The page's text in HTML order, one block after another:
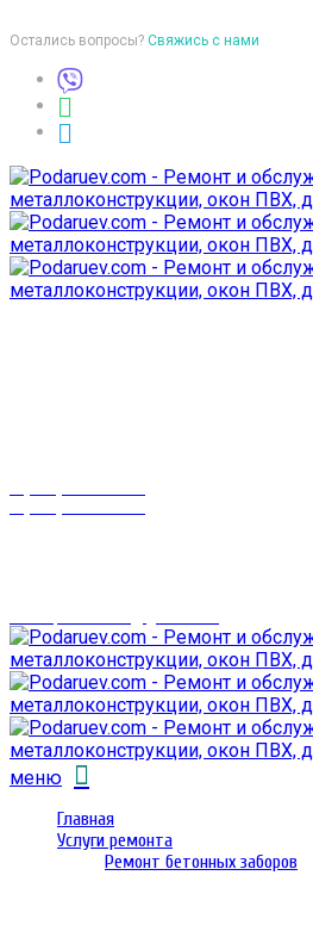
Остались вопросы? Свяжись с нами
меню
Главная
Услуги ремонта
Ремонт бетонных заборов